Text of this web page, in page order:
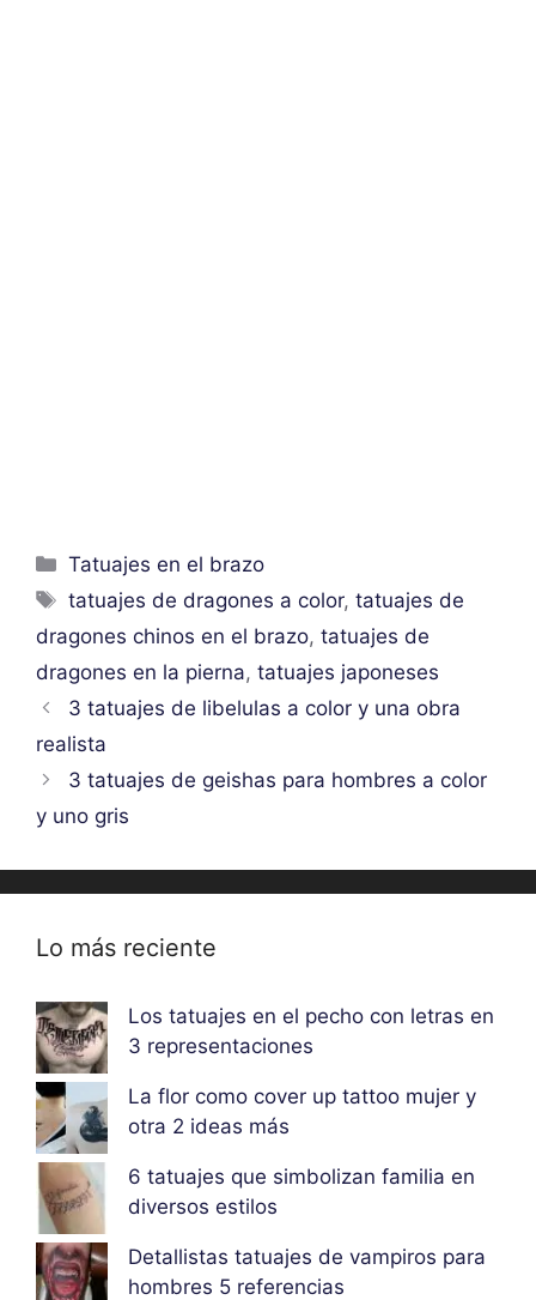
Categorías
Tatuajes en el brazo
Etiquetas
tatuajes de dragones a color,tatuajes de
dragones chinos en el brazo, tatuajes de
dragones en la pierna, tatuajes japoneses
3 tatuajes de libelulas a color y una obra
realista
3 tatuajes de geishas para hombres a color
y uno gris
Lo más reciente
Los tatuajes en el pecho con letras en
3 representaciones
La flor como cover up tattoo mujer y
otra 2 ideas más
6 tatuajes que simbolizan familia en
diversos estilos
Detallistas tatuajes de vampiros para
hombres 5 referencias